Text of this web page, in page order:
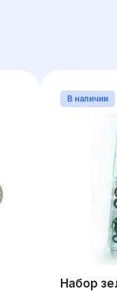
В наличии
Набор